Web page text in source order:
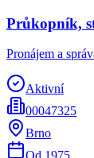
Průkopník,
Pronájem a
Aktivní
00047325
Brno